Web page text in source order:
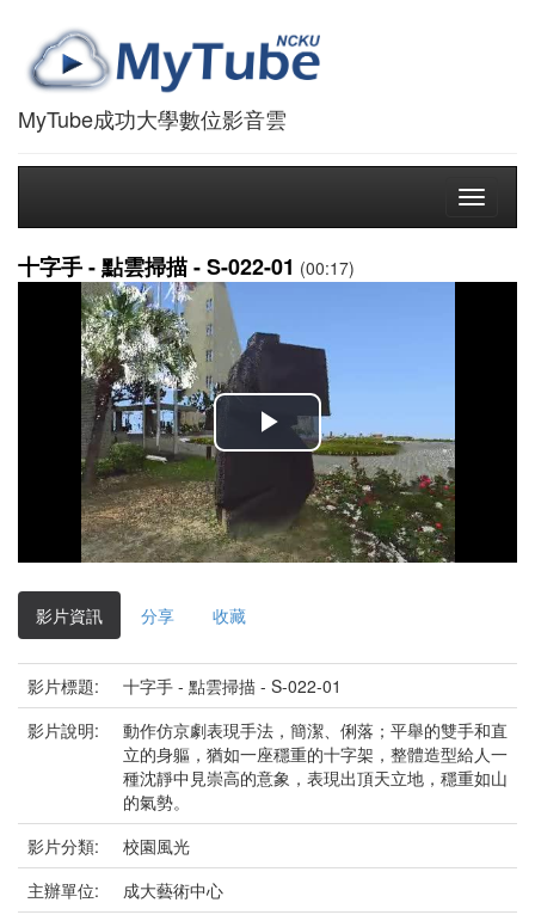
MyTube成功大學數位影音雲
Toggle
十字手 - 點雲掃描 - S-022-01 (00:17)
播
放
影
影片資訊 分享 收藏
影片標題:
十字手 - 點雲掃描 - S-022-01
影片說明:
動作仿京劇表現手法，簡潔、俐落；平舉的雙手和直
立的身軀，猶如一座穩重的十字架，整體造型給人一
種沈靜中見崇高的意象，表現出頂天立地，穩重如山
的氣勢。
影片分類:
校園風光
主辦單位:
成大藝術中心